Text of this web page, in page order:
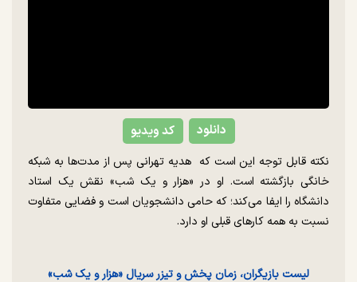
کد ویدیو دانلود
نکته قابل توجه این است که هدیه تهرانی پس از مدت‌ها به شبکه
خانگی بازگشته است. او در «هزار و یک شب» نقش یک استاد
دانشگاه را ایفا می‌کند؛ که حامی دانشجویان است و فضایی متفاوت
نسبت به همه کارهای قبلی او دارد.
لیست بازیگران، زمان پخش و تیزر سریال «هزار و یک شب»